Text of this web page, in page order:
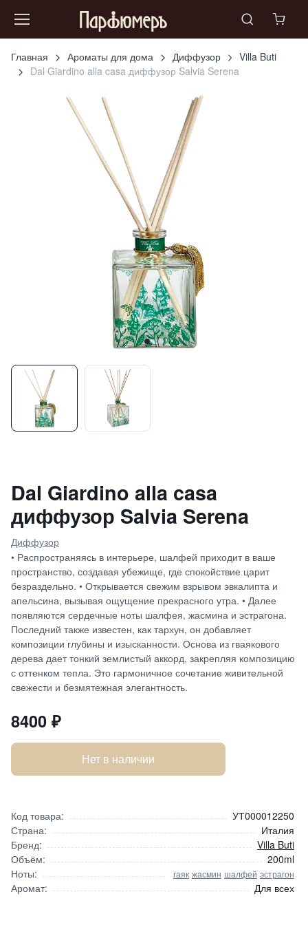
Главная Ароматы для дома Диффузор
Villa Buti
Dal Giardino alla casa диффузор Salvia Serena
Dal Giardino alla casa
диффузор Salvia Serena
Диффузор
• Распространяясь в интерьере, шалфей приходит в ваше
пространство, создавая убежище, где спокойствие царит
безраздельно. • Открывается свежим взрывом эвкалипта и
апельсина, вызывая ощущение прекрасного утра. • Далее
появляются сердечные ноты шалфея, жасмина и эстрагона.
Последний также известен, как тархун, он добавляет
композиции глубины и изысканности. Основа из гваякового
дерева дает тонкий землистый аккорд, закрепляя композицию
с оттенком тепла. Это гармоничное сочетание живительной
свежести и безмятежная элегантность.
8400 ₽
Нет в наличии
Код товара:
УТ000012250
Страна:
Италия
Бренд:
Villa Buti
Объём:
200ml
Ноты:
гаяк жасмин шалфей эстрагон
Аромат: Для всех